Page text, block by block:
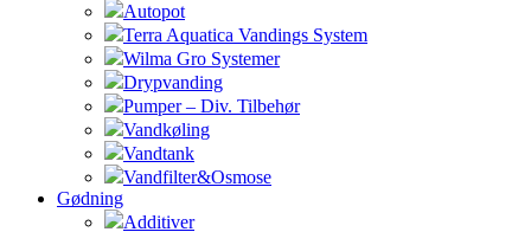
Autopot
Terra Aquatica Vandings System
Wilma Gro Systemer
Drypvanding
Pumper – Div. Tilbehør
Vandkøling
Vandtank
Vandfilter&Osmose
Gødning
Additiver